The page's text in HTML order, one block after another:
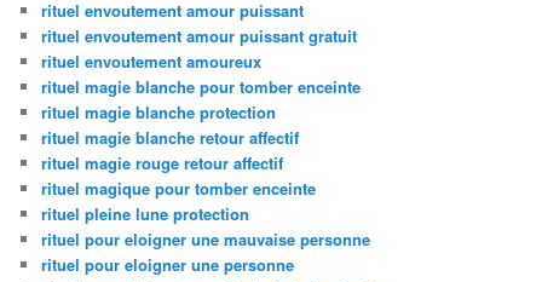
rituel envoutement amour puissant
rituel envoutement amour puissant gratuit
rituel envoutement amoureux
rituel magie blanche pour tomber enceinte
rituel magie blanche protection
rituel magie blanche retour affectif
rituel magie rouge retour affectif
rituel magique pour tomber enceinte
rituel pleine lune protection
rituel pour eloigner une mauvaise personne
rituel pour eloigner une personne